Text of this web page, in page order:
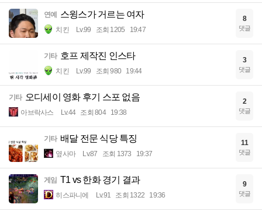
연예 스윙스가 거르는 여자
치킨 Lv.99 조회 1205 19:47
8
댓글
기타 호프 제작진 인스타
치킨 Lv.99 조회 980 19:44
3
댓글
기타 오디세이 영화 후기 스포 없음
아브락사스 Lv.44 조회 804 19:38
2
댓글
기타 배달 전문 식당 특징
옆사마 Lv.87 조회 1373 19:37
11
댓글
게임 T1 vs 한화 경기 결과
히스파니에 Lv.91 조회 1322 19:36
9
댓글